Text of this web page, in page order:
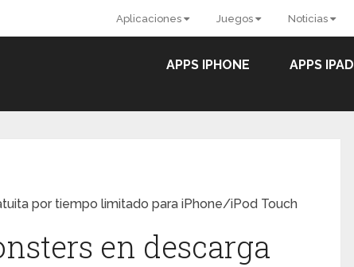
Aplicaciones Juegos Noticias
APPS IPHONE APPS IPAD
por tiempo limitado para iPhone/iPod Touch
en descarga